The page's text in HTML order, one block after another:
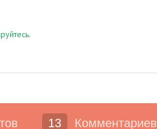
.
13 Комментариев